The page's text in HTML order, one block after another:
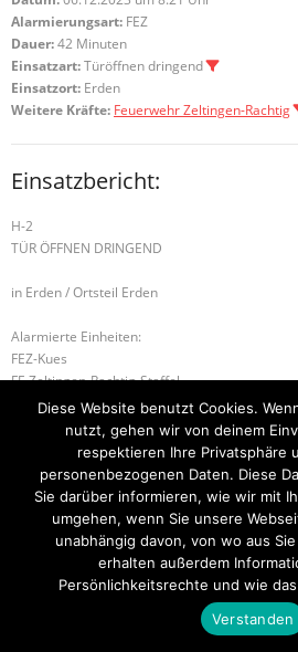
Alarmierungsart: FEZ
Dauer:42 Minuten
Einsatzart:Türöffnen dringend
Einsatzort: Erden
Weitere Kräfte: Feuerwehr Zeltingen-Rachtig
Einsatzbericht:
H-2
TÜR ÖFFNEN DRINGEND
in Erden / Ortsteil Erden
Alarmierte Einheiten:
FEZ-Kues
FF-Zeltingen-Rachtig-Staffel
BeKu WL
B-2 BRANDMELDEANLAGE
Startseite Einsätze Mitglied werden
Kontakt
Theme byThink Up Themes Ltd.
Diese Website benutzt Cookies.
nutzt, gehen wir von deinem
respektieren Ihre Privatsphäre
personenbezogenen Daten. Diese
Sie darüber informieren, wie wir mit
umgehen, wenn Sie unsere
unabhängig davon, von wo aus
erhalten außerdem
Persönlichkeitsrechte und wie
Verstanden